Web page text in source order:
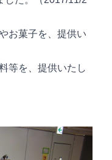
お菓子を、提供い
等を、提供いたし